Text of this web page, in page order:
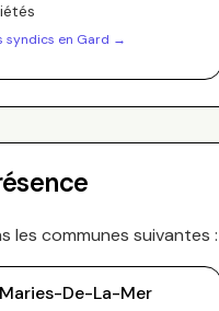
s
syndics en Gard →
les communes suivantes :
De-La-Mer